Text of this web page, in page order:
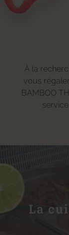
À la
vous
BAMBOO
La